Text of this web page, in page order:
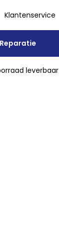
Klantenservice
Reparatie
leverbaar